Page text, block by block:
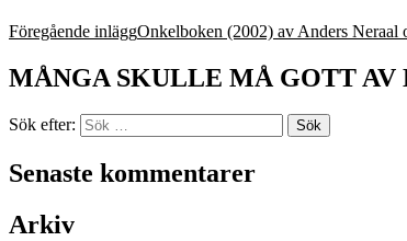
Föregående inläggOnkelboken (2002) av Anders Neraal
MÅNGA SKULLE MÅ GOTT
Sök efter:
Senaste kommentarer
Arkiv